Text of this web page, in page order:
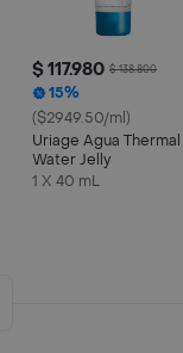
$ 117.980 $ 138.800
15%
($2949.50/ml)
Uriage Agua Thermal
Water Jelly
1 X 40 mL